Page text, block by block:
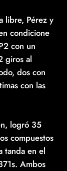
libre, Pérez y
condicione
con un
giros al
dos con
con las
logró 35
compuestos
tanda en el
Ambos